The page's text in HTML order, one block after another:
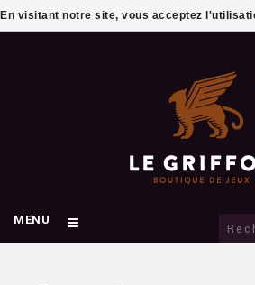
MENU
En visitant notre site, vous acceptez